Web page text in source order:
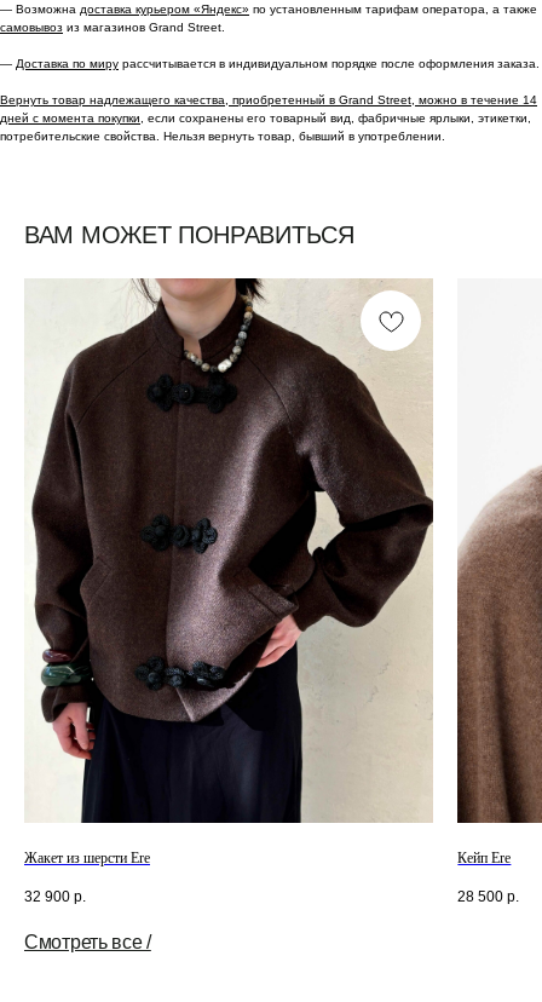
— Возможна доставка курьером «Яндекс» по установленным тарифам оператора, а также
самовывоз из магазинов Grand Street.
— Доставка по миру рассчитывается в индивидуальном порядке после оформления заказа.
Вернуть товар надлежащего качества, приобретенный в Grand Street, можно в течение 14
дней с момента покупки,
если сохранены его товарный вид, фабричные ярлыки, этикетки,
потребительские свойства. Нельзя вернуть товар, бывший в употреблении.
ВАМ МОЖЕТ ПОНРАВИТЬСЯ
Смотреть все /
Жакет из шерсти Ere
32 900 р.
Кейп Ere
28 500 р.
Смотреть все /